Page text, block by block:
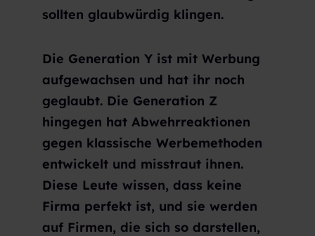
sollten glaubwürdig klingen.
Die Generation Y ist mit Werbung
aufgewachsen und hat ihr noch
geglaubt. Die Generation Z
hingegen hat Abwehrreaktionen
gegen klassische Werbemethoden
entwickelt und misstraut ihnen.
Diese Leute wissen, dass keine
Firma perfekt ist, und sie werden
auf Firmen, die sich so darstellen,